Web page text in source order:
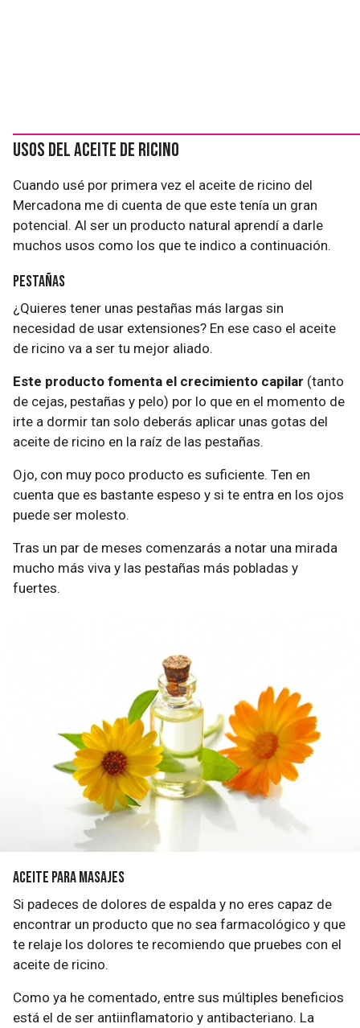
Usos del aceite de ricino
Cuando usé por primera vez el aceite de ricino del
Mercadona me di cuenta de que este tenía un gran
potencial. Al ser un producto natural aprendí a darle
muchos usos como los que te indico a continuación.
Pestañas
¿Quieres tener unas pestañas más largas sin
necesidad de usar extensiones? En ese caso el aceite
de ricino va a ser tu mejor aliado.
Este producto fomenta el crecimiento capilar (tanto
de cejas, pestañas y pelo) por lo que en el momento de
irte a dormir tan solo deberás aplicar unas gotas del
aceite de ricino en la raíz de las pestañas.
Ojo, con muy poco producto es suficiente. Ten en
cuenta que es bastante espeso y si te entra en los ojos
puede ser molesto.
Tras un par de meses comenzarás a notar una mirada
mucho más viva y las pestañas más pobladas y
fuertes.
Aceite para masajes
Si padeces de dolores de espalda y no eres capaz de
encontrar un producto que no sea farmacológico y que
te relaje los dolores te recomiendo que pruebes con el
aceite de ricino.
Como ya he comentado, entre sus múltiples beneficios
está el de ser antiinflamatorio y antibacteriano. La